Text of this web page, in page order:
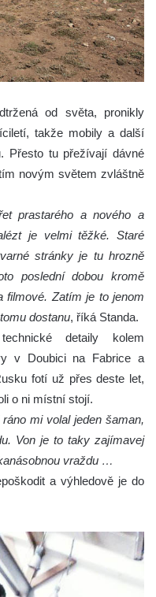
od světa, pronikly
takže mobily a další
Přesto tu přežívají dávné
novým světem zvláštně
prastarého a nového a
je velmi těžké. Staré
stránky je tu hrozně
poslední dobou kromě
filmové. Zatím je to jenom
dostanu, říká Standa.
detaily kolem
v Doubici na Fabrice a
fotí už přes deste let,
o ni místní stojí.
mi volal jeden šaman,
Von je to taky zajímavej
vraždu …
a výhledově je do